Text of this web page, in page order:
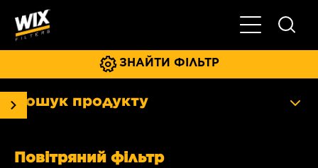
Увімкнути/
ЗНАЙТИ ФІЛЬТР
Пошук продукту
Повітряний фільтр